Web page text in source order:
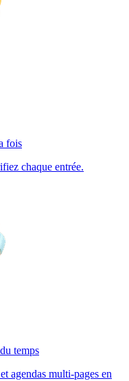
fois
chaque entrée.
temps
agendas multi-pages en